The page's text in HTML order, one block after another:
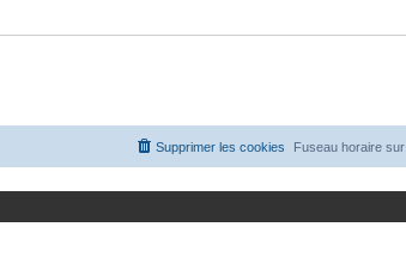
Fuseau horaire sur
Supprimer les cookies